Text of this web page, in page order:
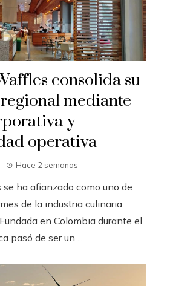
consolida su
mediante
y
operativa
Hace 2 semanas
ha afianzado como uno de
de la industria culinaria
en Colombia durante el
pasó de ser un ...